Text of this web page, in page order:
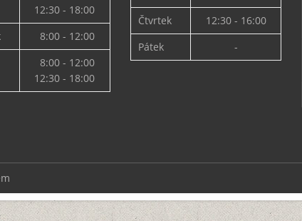
12:30 - 18:00
8:00 - 12:00
8:00 - 12:00
12:30 - 18:00
Čtvrtek
12:30 - 16:00
Pátek
-